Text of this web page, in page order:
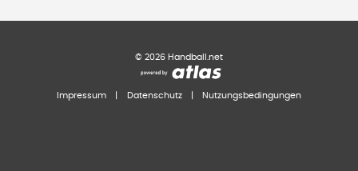
© 2026 Handball.net
Impressum Datenschutz Nutzungsbedingungen